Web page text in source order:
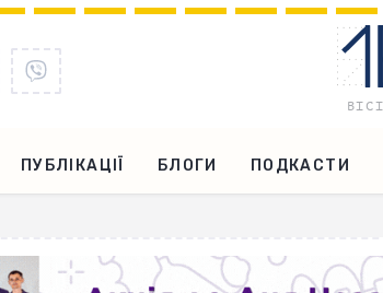
ПУБЛІКАЦІЇ БЛОГИ ПОДКАСТИ